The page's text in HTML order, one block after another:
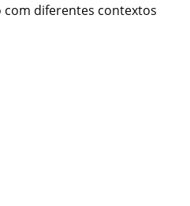
diferentes contextos